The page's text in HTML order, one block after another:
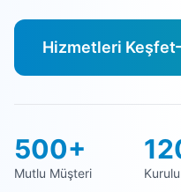
Hizmetleri Keşfet
500+
Mutlu Müşteri